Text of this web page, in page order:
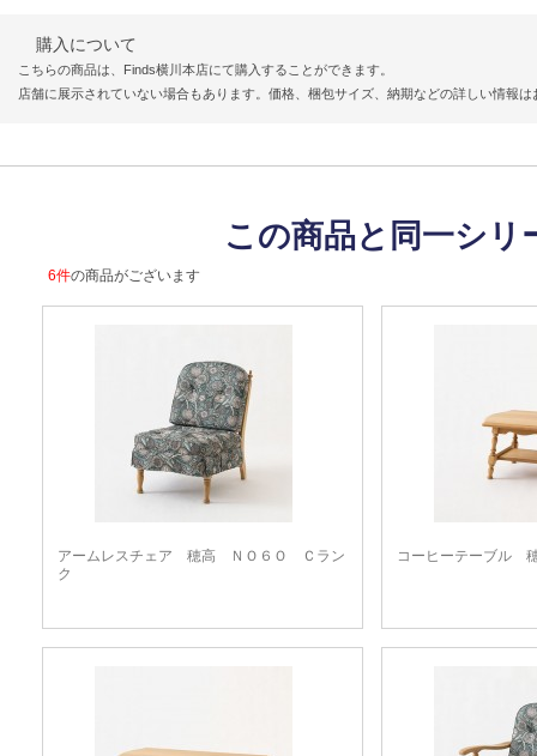
購入について
こちらの商品は、Finds横川本店にて購入することができます。
店舗に展示されていない場合もあります。価格、梱包サイズ、納期などの詳しい情報
この商品と同一シ
6件の商品がございます
アームレスチェア 穂高 ＮＯ６Ｏ Ｃラン
ク
コーヒーテーブル